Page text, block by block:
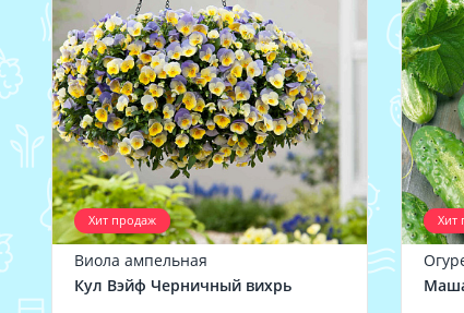
Хит продаж
Виола ампельная
Кул Вэйф Черничный вихрь
Хит